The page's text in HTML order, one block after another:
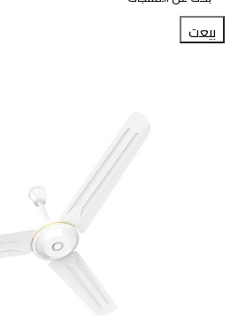
البحث
بيعت